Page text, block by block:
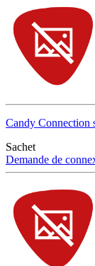
Candy Connection
Sachet
Demande de